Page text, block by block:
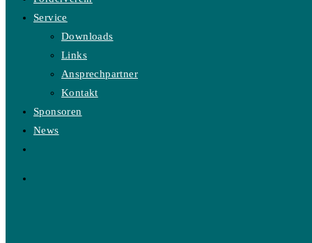
Service
Downloads
Links
Ansprechpartner
Kontakt
Sponsoren
News